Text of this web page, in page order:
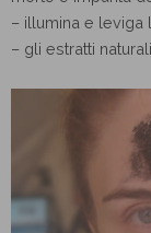
– illumina e leviga
– gli estratti